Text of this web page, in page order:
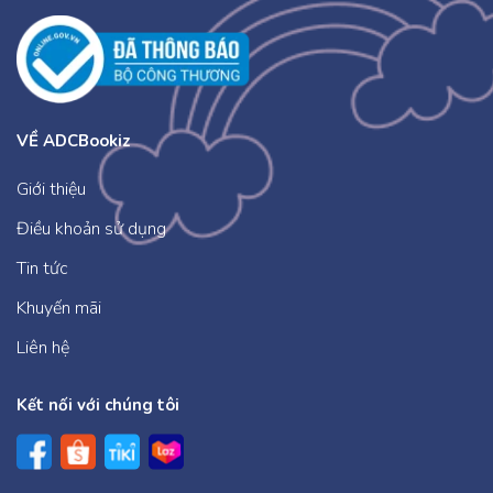
VỀ ADCBookiz
Giới thiệu
Điều khoản sử dụng
Tin tức
Khuyến mãi
Liên hệ
Kết nối với chúng tôi